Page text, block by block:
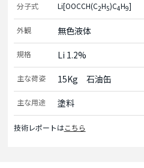
分子式 Li[OOCCH(C2H5)C4H9]
外観 無色液体
規格 Li 1.2%
主な荷姿 15Kg　石油缶
主な用途 塗料
技術レポートはこちら